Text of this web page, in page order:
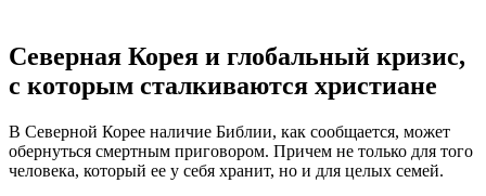
Северная Корея и глобальный кризис,
с которым сталкиваются христиане
В Северной Корее наличие Библии, как сообщается, может
обернуться смертным приговором. Причем не только для того
человека, который ее у себя хранит, но и для целых семей.